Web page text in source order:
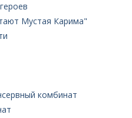
Мустая Карима"
комбинат